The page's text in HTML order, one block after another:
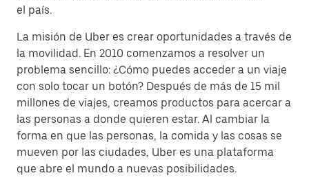
el país.
La misión de Uber es crear oportunidades a través de
la movilidad. En 2010 comenzamos a resolver un
problema sencillo: ¿Cómo puedes acceder a un viaje
con solo tocar un botón? Después de más de 15 mil
millones de viajes, creamos productos para acercar a
las personas a donde quieren estar. Al cambiar la
forma en que las personas, la comida y las cosas se
mueven por las ciudades, Uber es una plataforma
que abre el mundo a nuevas posibilidades.